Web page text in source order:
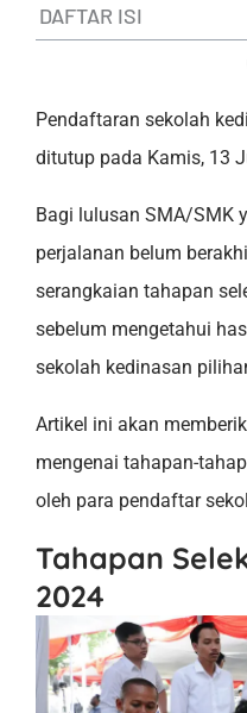
DAFTAR ISI
Pendaftaran sekolah
ditutup pada Kamis, 13
Bagi lulusan SMA/SMK
perjalanan belum
serangkaian tahapan
sebelum mengetahui
sekolah kedinasan
Artikel ini akan
mengenai tahapan-
oleh para pendaftar
Tahapan
2024